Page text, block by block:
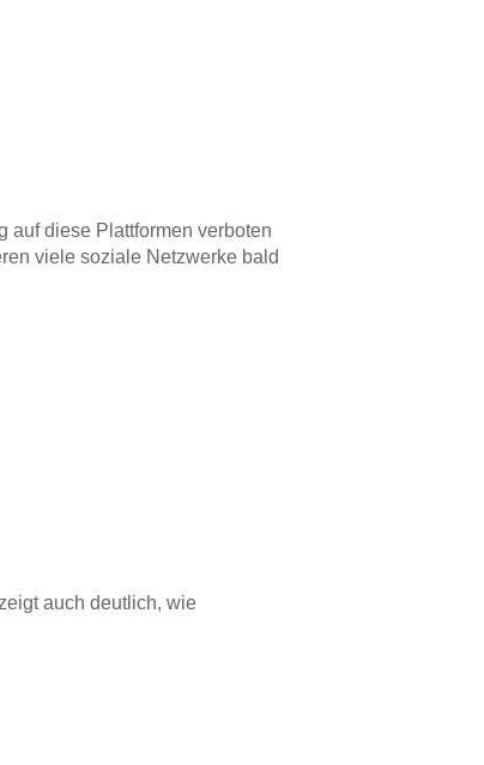
auf diese Plattformen verboten
viele soziale Netzwerke bald
auch deutlich, wie